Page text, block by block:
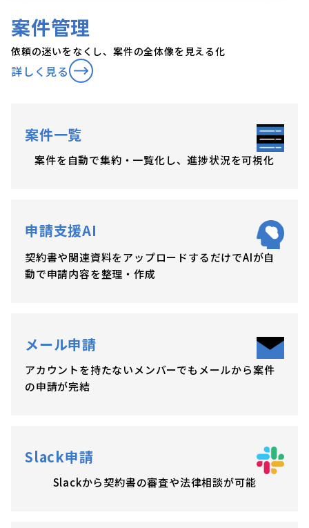
案件管理
依頼の迷いをなくし、案件の全体像を見える化
詳しく見る
案件一覧
案件を自動で集約・一覧化し、進捗状況を可視化
申請支援AI
契約書や関連資料をアップロードするだけでAIが自
動で申請内容を整理・作成
メール申請
アカウントを持たないメンバーでもメールから案件
の申請が完結
Slack申請
Slackから契約書の審査や法律相談が可能